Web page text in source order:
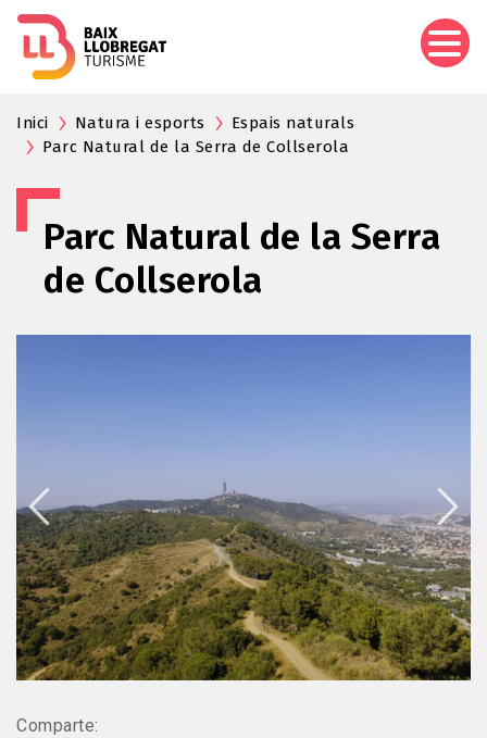
Inici Natura i esports
Espais naturals
Parc Natural de la Serra de Collserola
Parc Natural de la Serra
de Collserola
Comparte: